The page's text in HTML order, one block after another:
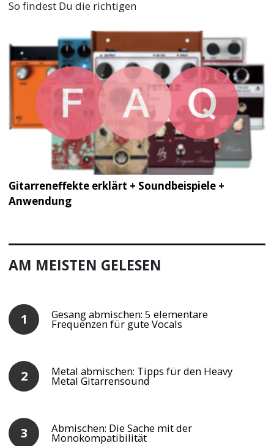
So findest Du die richtigen
Gitarreneffekte erklärt + Soundbeispiele +
Anwendung
AM MEISTEN GELESEN
Gesang abmischen: 5 elementare
Frequenzen für gute Vocals
Metal abmischen: Tipps für den Heavy
Metal Gitarrensound
Abmischen: Die Sache mit der
Monokompatibilität